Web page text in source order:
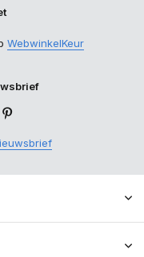
WebwinkelKeur